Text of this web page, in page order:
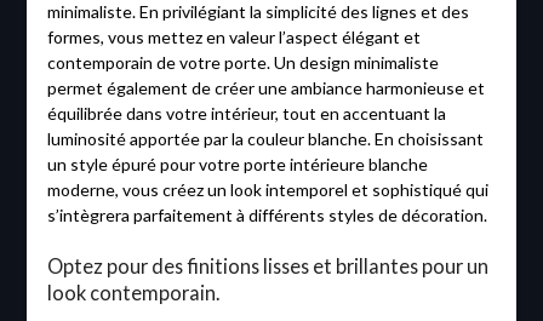
minimaliste. En privilégiant la simplicité des lignes et des
formes, vous mettez en valeur l’aspect élégant et
contemporain de votre porte. Un design minimaliste
permet également de créer une ambiance harmonieuse et
équilibrée dans votre intérieur, tout en accentuant la
luminosité apportée par la couleur blanche. En choisissant
un style épuré pour votre porte intérieure blanche
moderne, vous créez un look intemporel et sophistiqué qui
s’intègrera parfaitement à différents styles de décoration.
Optez pour des finitions lisses et brillantes pour un
look contemporain.